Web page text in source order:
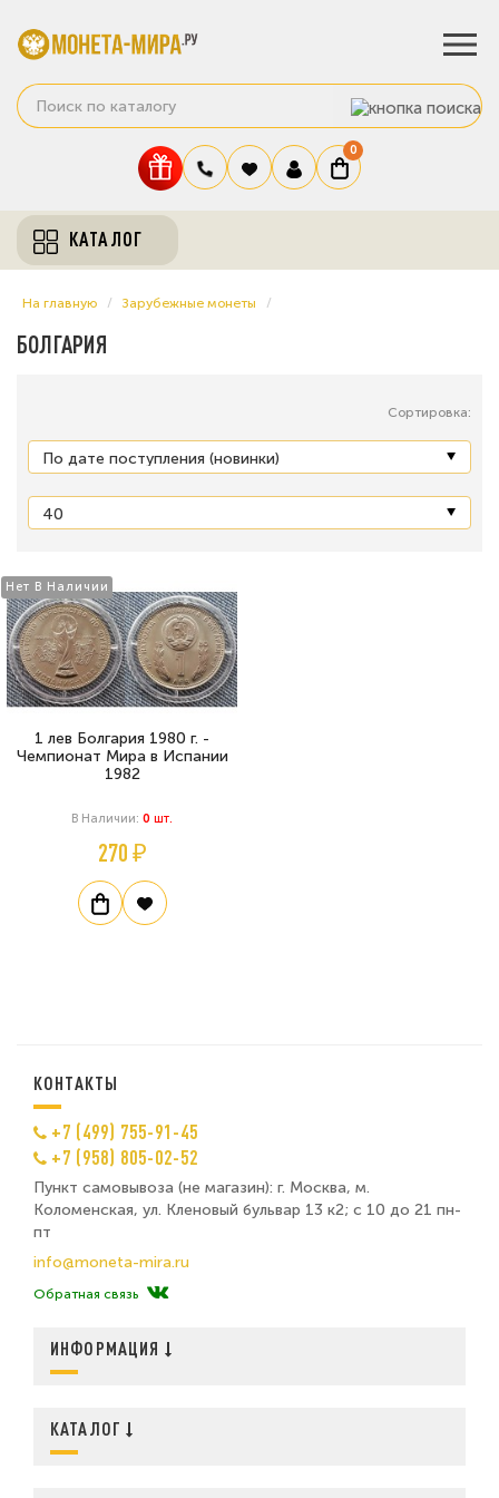
0
КАТАЛОГ
На главную Зарубежные монеты
БОЛГАРИЯ
Сортировка:
Нет В Наличии
1 лев Болгария 1980 г. -
Чемпионат Мира в Испании
1982
В Наличии: 0 Шт.
270 ₽
КОНТАКТЫ
+7 (499) 755-91-45
+7 (958) 805-02-52
Пункт самовывоза (не магазин): г. Москва, м.
Коломенская, ул. Кленовый бульвар 13 к2; с 10 до 21 пн-
пт
info@moneta-mira.ru
Обратная связь
ИНФОРМАЦИЯ
КАТАЛОГ